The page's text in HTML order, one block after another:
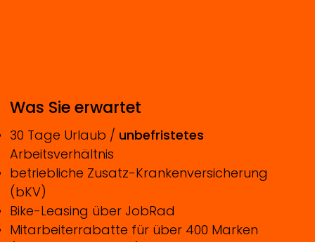
Was Sie erwartet
30 Tage Urlaub / unbefristetes
Arbeitsverhältnis
betriebliche Zusatz-Krankenversicherung
(bKV)
Bike-Leasing über JobRad
Mitarbeiterrabatte für über 400 Marken